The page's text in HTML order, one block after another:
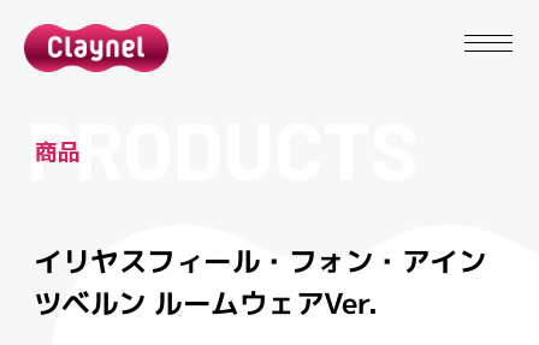
PR
商品
イリヤスフィール・フォン・アイン
ツベルン ルームウェアVer.